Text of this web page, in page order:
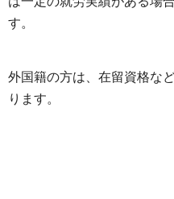
す。
外国籍の方は、在留資格な
ります。